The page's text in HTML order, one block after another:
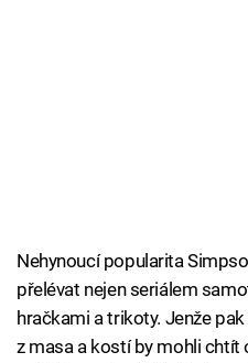
Nehynoucí popularita
přelévat nejen seriálem
hračkami a trikoty. Jenže
z masa a kostí by mohli chtít